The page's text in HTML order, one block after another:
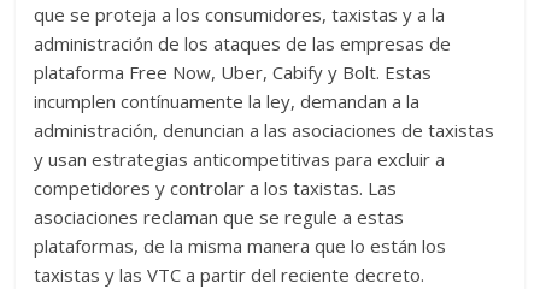
que se proteja a los consumidores, taxistas y a la
administración de los ataques de las empresas de
plataforma Free Now, Uber, Cabify y Bolt. Estas
incumplen contínuamente la ley, demandan a la
administración, denuncian a las asociaciones de taxistas
y usan estrategias anticompetitivas para excluir a
competidores y controlar a los taxistas. Las
asociaciones reclaman que se regule a estas
plataformas, de la misma manera que lo están los
taxistas y las VTC a partir del reciente decreto.